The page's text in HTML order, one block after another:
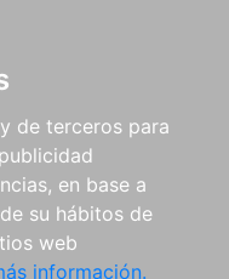
de terceros para
en base a
su hábitos de
web
información.